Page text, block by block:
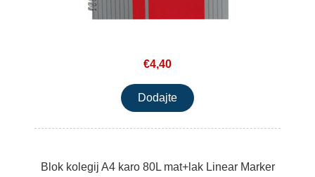
€4,40
Blok kolegij A4 karo 80L mat+lak Linear Marker